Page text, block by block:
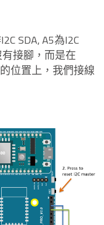
SDA, A5為I2C
接腳，而是在
位置上，我們接線